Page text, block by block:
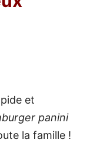
et
panini
la famille !